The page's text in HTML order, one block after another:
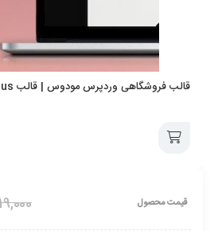
به نسخه جدید بروز شده است
2.4.0 5 سال ago
2.3.5
قالب فروشگاهی وردپرس مودوس | قالب Modus
به
قیمت محصول